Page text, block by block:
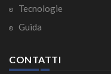
Tecnologie
Guida
CONTATTI